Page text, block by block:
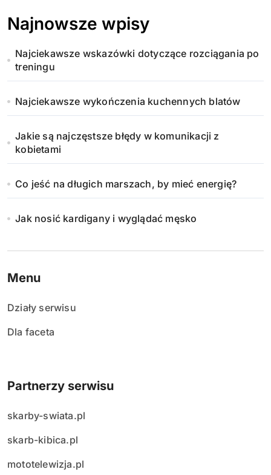
Najnowsze wpisy
Najciekawsze wskazówki dotyczące rozciągania po
treningu
Najciekawsze wykończenia kuchennych blatów
Jakie są najczęstsze błędy w komunikacji z
kobietami
Co jeść na długich marszach, by mieć energię?
Jak nosić kardigany i wyglądać męsko
Menu
Działy serwisu
Dla faceta
Partnerzy serwisu
skarby-swiata.pl
skarb-kibica.pl
mototelewizja.pl